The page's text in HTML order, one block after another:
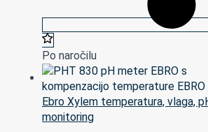
Po naročilu
Ebro Xylem temperatura, vlaga,
monitoring